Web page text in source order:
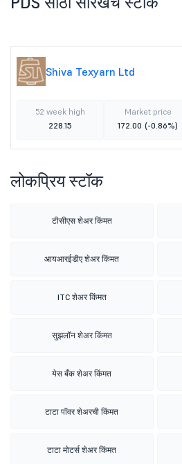
Shiva Texyarn Ltd
52 week high
228.15
Market price
172.00 (-0.86%)
लोकप्रिय स्टॉक
टीसीएस शेअर किंमत
आयआरईडीए शेअर किंमत
ITC शेअर किंमत
सुझलॉन शेअर किंमत
येस बँक शेअर किंमत
टाटा पॉवर शेअरची किंमत
टाटा मोटर्स शेअर किंमत